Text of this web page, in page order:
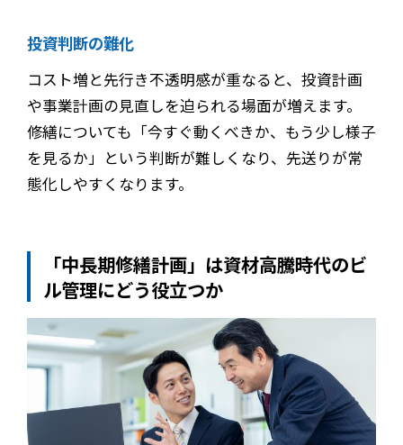
投資判断の難化
コスト増と先行き不透明感が重なると、投資計画
や事業計画の見直しを迫られる場面が増えます。
修繕についても「今すぐ動くべきか、もう少し様子
を見るか」という判断が難しくなり、先送りが常
態化しやすくなります。
「中長期修繕計画」は資材高騰時代のビ
ル管理にどう役立つか